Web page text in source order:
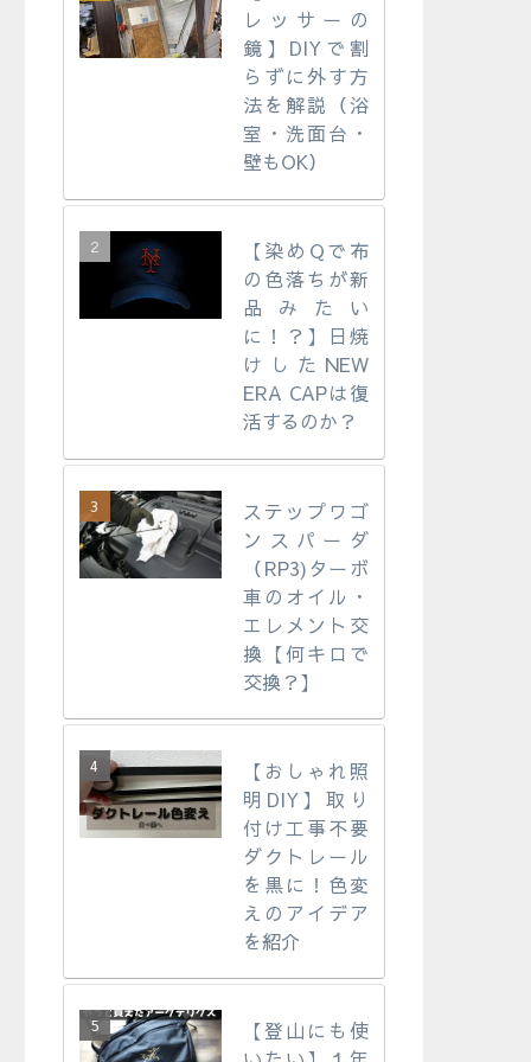
レッサーの
鏡】DIYで割
らずに外す方
法を解説（浴
室・洗面台・
壁もOK）
【染めQで布
の色落ちが新
品みたい
に！？】日焼
けしたNEW
ERA CAPは復
活するのか？
ステップワゴ
ンスパーダ
（RP3)ターボ
車のオイル・
エレメント交
換【何キロで
交換？】
【おしゃれ照
明DIY】取り
付け工事不要
ダクトレール
を黒に！色変
えのアイデア
を紹介
【登山にも使